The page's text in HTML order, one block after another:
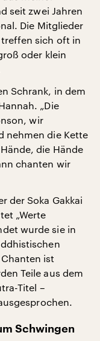
seit zwei Jahren
Die Mitglieder
sich oft in
oder klein
Schrank, in dem
„Die
wir
nehmen die Kette
die Hände
chanten wir
der Soka Gakkai
„Werte
wurde sie in
ist
Teile aus dem
Titel –
Schwingen